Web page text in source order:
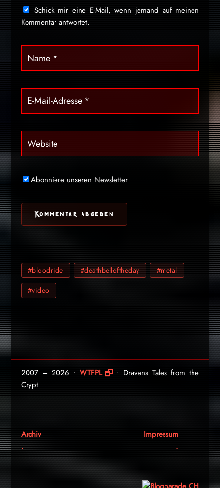
Schick mir eine E-Mail, wenn jemand auf meinen
Kommentar antwortet.
Abonniere unseren Newsletter
#bloodride #deathbelloftheday #metal
#video
2007 – 2026 •WTFPL
• Dravens Tales from the
Crypt
Archiv
Impressum
.
.